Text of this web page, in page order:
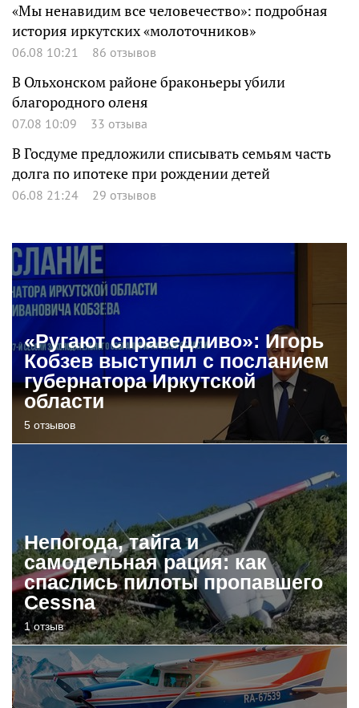
«Мы ненавидим все человечество»: подробная
история иркутских «молоточников»
06.08 10:21 86 отзывов
В Ольхонском районе браконьеры убили
благородного оленя
07.08 10:09 33 отзыва
В Госдуме предложили списывать семьям часть
долга по ипотеке при рождении детей
06.08 21:24 29 отзывов
«Ругают справедливо»: Игорь
Кобзев выступил с посланием
губернатора Иркутской
области
5 отзывов
Непогода, тайга и
самодельная рация: как
спаслись пилоты пропавшего
Cessna
1 отзыв